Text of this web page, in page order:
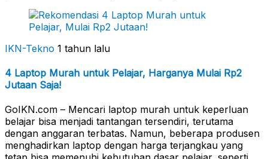
IKN-Tekno 1 tahun lalu
4 Laptop Murah untuk Pelajar, Harganya Mulai Rp2
Jutaan Saja!
GoIKN.com – Mencari laptop murah untuk keperluan
belajar bisa menjadi tantangan tersendiri, terutama
dengan anggaran terbatas. Namun, beberapa produsen
menghadirkan laptop dengan harga terjangkau yang